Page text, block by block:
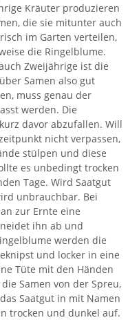
Kräuter produzieren
die sie mitunter auch
im Garten verteilen,
die Ringelblume.
Zweijährige ist die
Samen also gut
muss genau der
werden. Die
davor abzufallen. Will
nicht verpassen,
stülpen und diese
es unbedingt trocken
Tage. Wird Saatgut
unbrauchbar. Bei
zur Ernte eine
ihn ab und
werden die
und locker in eine
Tüte mit den Händen
Samen von der Spreu,
Saatgut in mit Namen
trocken und dunkel auf.